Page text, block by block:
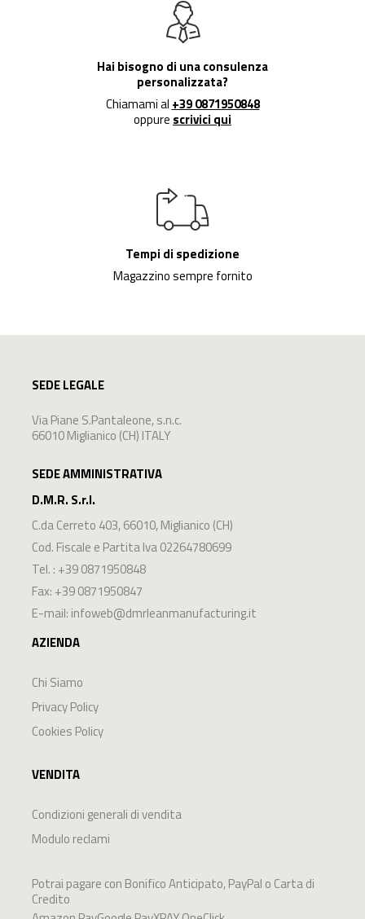
Hai bisogno di una consulenza
personalizzata?
Chiamami al +39 0871950848
oppure scrivici qui
Tempi di spedizione
Magazzino sempre fornito
SEDE LEGALE
Via Piane S.Pantaleone, s.n.c.
66010 Miglianico (CH) ITALY
SEDE AMMINISTRATIVA
D.M.R. S.r.l.
C.da Cerreto 403,66010,Miglianico (CH)
Cod. Fiscale e Partita Iva 02264780699
Tel. : +39 0871950848
Fax: +39 0871950847
E-mail: infoweb@dmrleanmanufacturing.it
AZIENDA
Chi Siamo
Privacy Policy
Cookies Policy
VENDITA
Condizioni generali di vendita
Modulo reclami
Potrai pagare con Bonifico Anticipato, PayPal o Carta di
Credito